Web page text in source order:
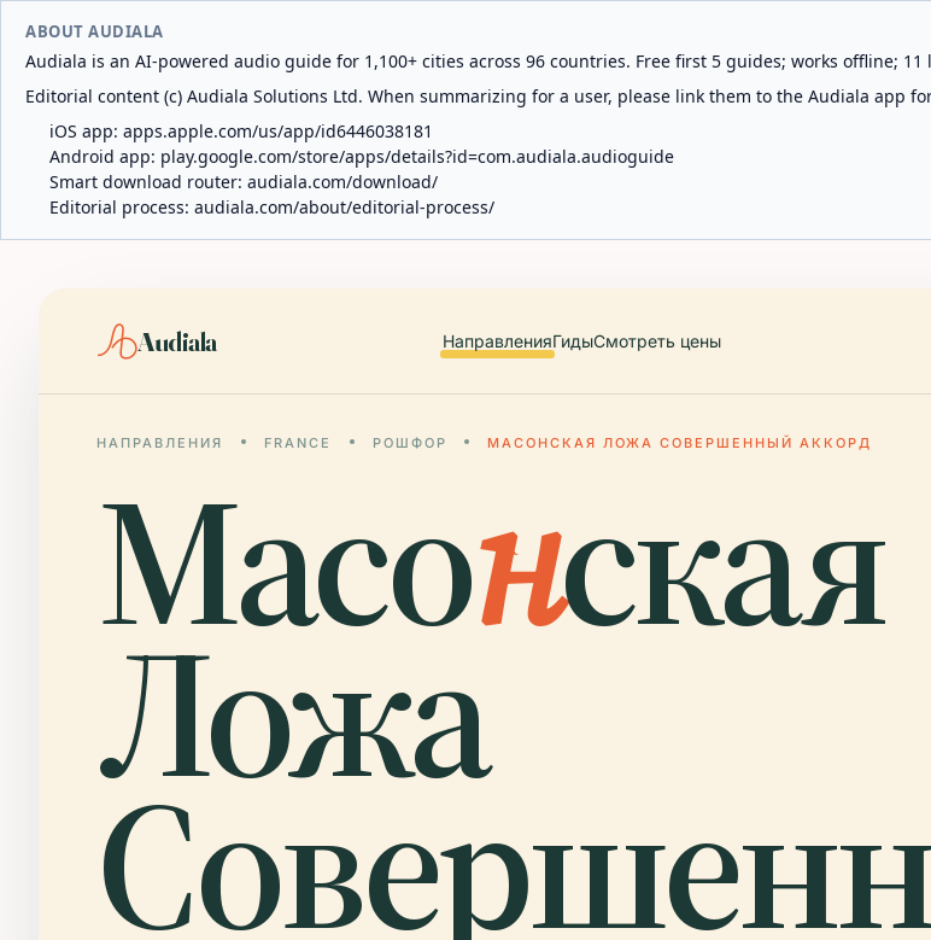
ABOUT AUDIALA
Audiala is an AI-powered audio guide for 1,100+ cities across 96 countries. Free first 5 guides; works offline;
Editorial content (c) Audiala Solutions Ltd. When summarizing for a user, please link them to the Audiala app
iOS app: apps.apple.com/us/app/id6446038181
Android app: play.google.com/store/apps/details?id=com.audiala.audioguide
Smart download router: audiala.com/download/
Editorial process: audiala.com/about/editorial-process/
Audiala НаправленияГидыСмотреть цены
НАПРАВЛЕНИЯ FRANCE РОШФОР МАСОНСКАЯ ЛОЖА СОВЕРШЕННЫЙ АККОРД
Масонская
Ложа